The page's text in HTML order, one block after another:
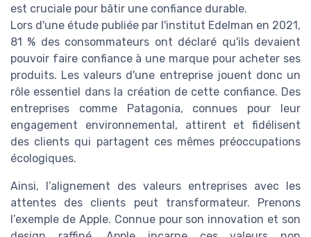
est cruciale pour bâtir une confiance durable.
Lors d'une étude publiée par l'institut Edelman en 2021,
81 % des consommateurs ont déclaré qu'ils devaient
pouvoir faire confiance à une marque pour acheter ses
produits. Les valeurs d'une entreprise jouent donc un
rôle essentiel dans la création de cette confiance. Des
entreprises comme Patagonia, connues pour leur
engagement environnemental, attirent et fidélisent
des clients qui partagent ces mêmes préoccupations
écologiques.
Ainsi, l’alignement des valeurs entreprises avec les
attentes des clients peut transformateur. Prenons
l’exemple de Apple. Connue pour son innovation et son